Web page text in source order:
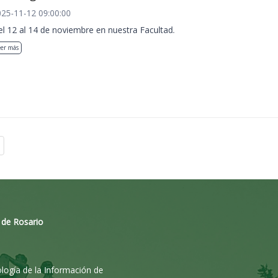
11-12 09:00:00
12 al 14 de noviembre en nuestra Facultad.
más
Rosario
de la Información de